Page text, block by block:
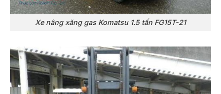
Xe nâng xăng gas Komatsu 1.5 tấn FG15T-21